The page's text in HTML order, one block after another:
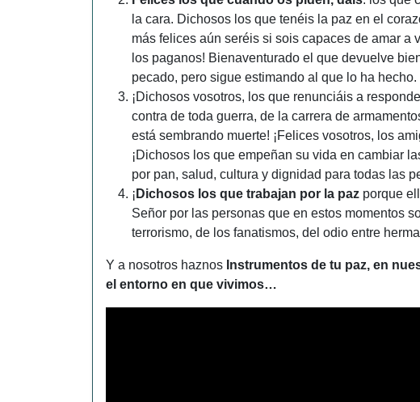
la cara. Dichosos los que tenéis la paz en el
más felices aún seréis si sois capaces de amar a
los paganos! Bienaventurado el que devuelve
pecado, pero sigue estimando al que lo ha hecho.
¡Dichosos vosotros, los que renunciáis a
contra de toda guerra, de la carrera de
está sembrando muerte! ¡Felices vosotros, los
¡Dichosos los que empeñan su vida en cambiar
por pan, salud, cultura y dignidad para todas las
¡ Dichosos los que trabajan por la paz porque
Señor por las personas que en estos momentos
terrorismo, de los fanatismos, del odio entre
Y a nosotros haznos Instrumentos de tu paz, en
el entorno en que vivimos…